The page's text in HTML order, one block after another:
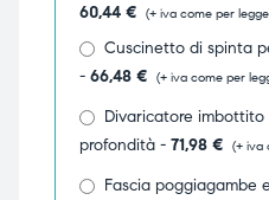
60,44 € (+ iva come per
Cuscinetto di spinta
- 66,48 € (+ iva come per
Divaricatore
profondità - 71,98 € (+ iva
Fascia poggiagambe